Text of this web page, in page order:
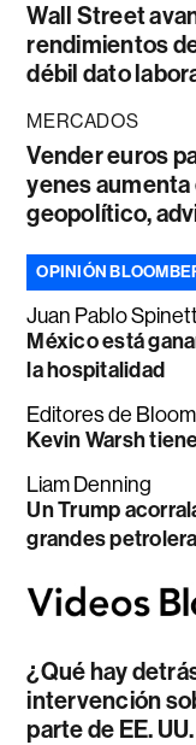
Wall Street
rendimientos
débil dato
MERCADOS
Vender euros
yenes aumenta
geopolítico,
OPINIÓN
Juan Pablo
México está
la hospitalidad
Editores de
Kevin Warsh
Liam Denning
Un Trump
grandes
¿Qué hay
intervención
parte de EE.